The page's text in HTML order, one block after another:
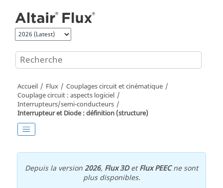
Accueil Flux
Couplages circuit et cinématique
Couplage circuit : aspects logiciel
Interrupteurs/semi-conducteurs
Interrupteur et Diode : définition (structure)
Depuis la version2026, Flux 3DetFlux PEECne sont
plus disponibles.